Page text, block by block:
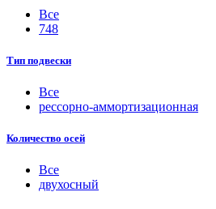
Все
748
Тип подвески
Все
рессорно-аммортизационная
Количество осей
Все
двухосный